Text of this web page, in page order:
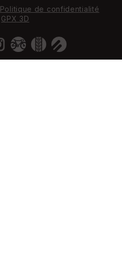
Politique de confidentialité
GPX 3D